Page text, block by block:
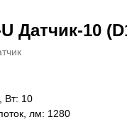
Датчик-10
Вт: 10
лм: 1280